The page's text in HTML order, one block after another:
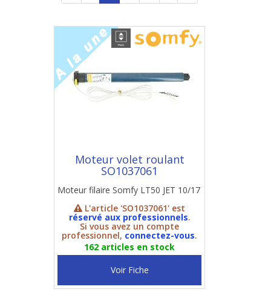
Moteur volet roulant
SO1037061
Moteur filaire Somfy LT50 JET 10/17
L'article 'SO1037061' est
réservé aux professionnels.
Si vous avez un compte
professionnel, connectez-vous.
162 articles en stock
Voir Fiche